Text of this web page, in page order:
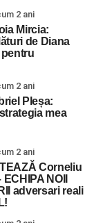
2 ani
Mircia:
de Diana
2 ani
Pleșa:
mea
2 ani
Corneliu
NOII
adversari reali